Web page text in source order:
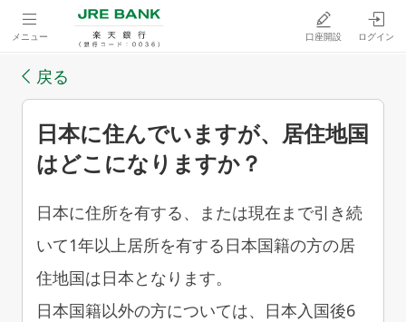
メニュー 口座開設 ログイン
戻る
日本に住んでいますが、居住地国
はどこになりますか？
日本に住所を有する、または現在まで引き続
いて1年以上居所を有する日本国籍の方の居
住地国は日本となります。
日本国籍以外の方については、日本入国後6